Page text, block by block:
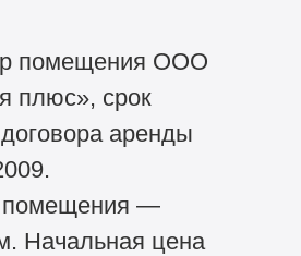
помещения ООО
плюс», срок
аренды
—
Начальная цена